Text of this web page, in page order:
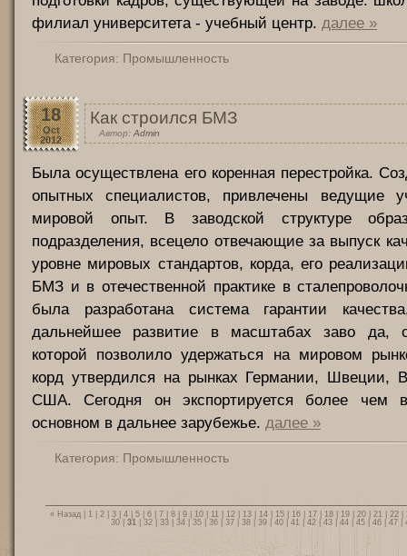
филиал университета - учебный центр. далее »
Категория: Промышленность
18
Oct
2012
Как строился БМЗ
Автор: Admin
Была осуществлена его коренная перестройка.
опытных специалистов, привлечены ведущие
мировой опыт. В заводской структуре
подразделения, всецело отвечающие за выпуск
уровне мировых стандартов, корда, его
БМЗ и в отечественной практике в
была разработана система гарантии
дальнейшее развитие в масштабах заво да,
которой позволило удержаться на мировом
корд утвердился на рынках Германии, Швеции,
США. Сегодня он экспортируется более чем
основном в дальнее зарубежье. далее »
Категория: Промышленность
« Назад 1 2 3 4 5 6 7 8 9 10 11 12 13 14 15 16 17 18 19 20 21 22
30
31 32 33 34 35 36 37 38 39 40 41 42 43 44 45 46 47